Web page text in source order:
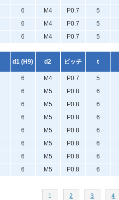
6 M4 P0.7
5
6 M4 P0.7
5
6 M4 P0.7 5
d1 (H9) d2 ピッチ t
6 M4 P0.7
5
6 M5 P0.8
6
6 M5 P0.8
6
6 M5 P0.8
6
6 M5 P0.8
6
6 M5 P0.8
6
6 M5 P0.8
6
6 M5 P0.8 6
1 2 3 4